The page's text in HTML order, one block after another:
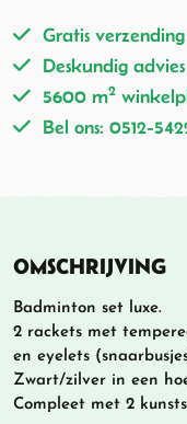
Gratis
Deskundig advies
5600 m2
Bel ons: 0512-
OMSCHRIJVING
Badminton set luxe.
2 rackets met
en eyelets
Zwart/zilver in een
Compleet met 2